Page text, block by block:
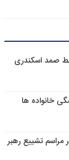
صمد اسکندری
خانواده ها
مراسم تشییع رهبر